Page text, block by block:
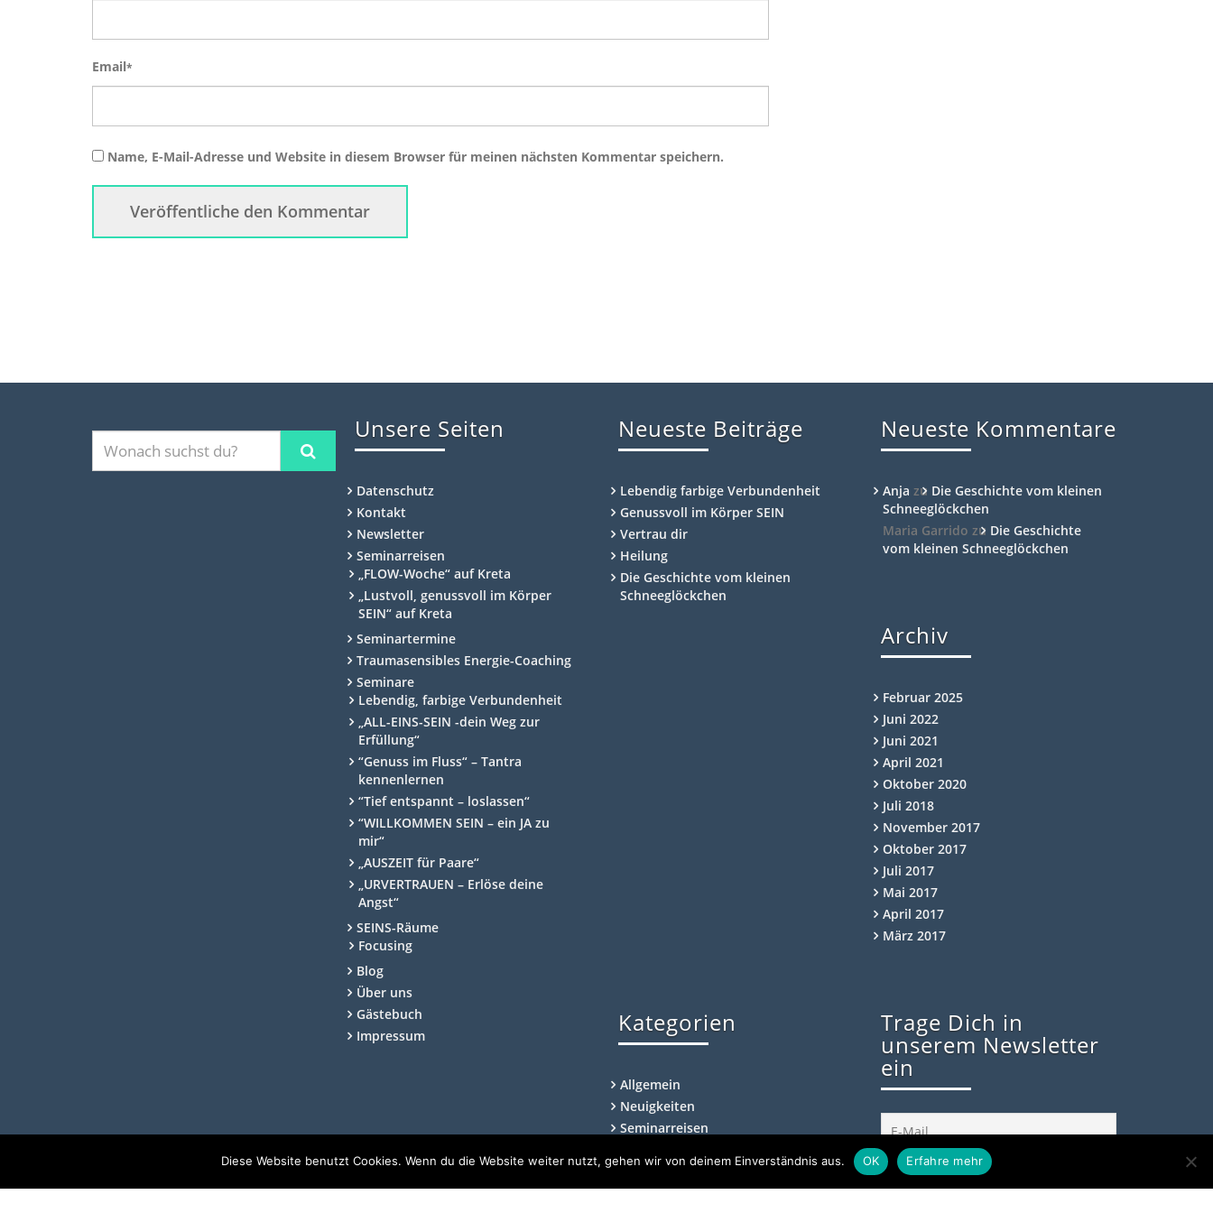
Email*
Name, E-Mail-Adresse und Website in diesem Browser für meinen nächsten Kommentar speichern.
Unsere Seiten
Datenschutz
Kontakt
Newsletter
Seminarreisen
„FLOW-Woche“ auf Kreta
„Lustvoll, genussvoll im Körper
SEIN“ auf Kreta
Seminartermine
Traumasensibles Energie-Coaching
Seminare
Lebendig, farbige Verbundenheit
„ALL-EINS-SEIN -dein Weg zur
Erfüllung“
“Genuss im Fluss“ – Tantra
kennenlernen
“Tief entspannt – loslassen“
“WILLKOMMEN SEIN – ein JA zu
mir“
„AUSZEIT für Paare“
„URVERTRAUEN – Erlöse deine
Angst“
SEINS-Räume
Focusing
Blog
Über uns
Gästebuch
Impressum
Neueste Beiträge
Lebendig farbige Verbundenheit
Genussvoll im Körper SEIN
Vertrau dir
Heilung
Die Geschichte vom kleinen
Schneeglöckchen
Neueste Kommentare
Anja zu Die Geschichte vom kleinen
Schneeglöckchen
Maria Garrido zu Die Geschichte
vom kleinen Schneeglöckchen
Archiv
Februar 2025
Juni 2022
Juni 2021
April 2021
Oktober 2020
Juli 2018
November 2017
Oktober 2017
Juli 2017
Mai 2017
April 2017
März 2017
Kategorien
Allgemein
Neuigkeiten
Seminarreisen
Trage Dich in
unserem Newsletter
ein
Diese Website benutzt Cookies. Wenn du die Website weiter nutzt, gehen wir von deinem Einverständnis aus. OK Erfahre mehr